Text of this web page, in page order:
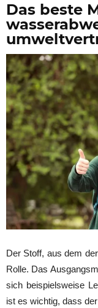
Das beste
Der Stoff, aus dem
Rolle. Das
sich beispielsweise
ist es wichtig, dass